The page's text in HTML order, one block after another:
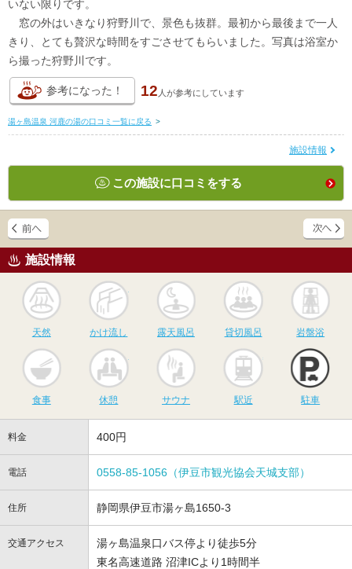
いない限りです。
窓の外はいきなり狩野川で、景色も抜群。最初から最後まで一人
きり、とても贅沢な時間をすごさせてもらいました。写真は浴室か
ら撮った狩野川です。
参考になった！ 12 人が参考にしています
湯ヶ島温泉 河鹿の湯の口コミ一覧に戻る >
施設情報
この施設に口コミをする
施設情報
天然
かけ流し
かけ流し
露天風呂
露天風呂
貸切風呂
貸切風呂 岩盤浴
食事 休憩
サウナ
サウナ 駅近 駐車
料金 400円
電話 0558-85-1056（伊豆市観光協会天城支部）
住所 静岡県伊豆市湯ヶ島1650-3
交通アクセス
湯ヶ島温泉口バス停より徒歩5分
東名高速道路 沼津ICより1時間半